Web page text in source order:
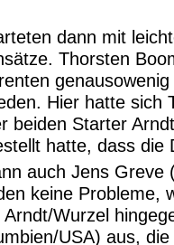
dann mit
Thorsten
Hier hatte
beiden Starter
hatte, dass
auch Jens
keine Probleme,
Wurzel
USA) aus,